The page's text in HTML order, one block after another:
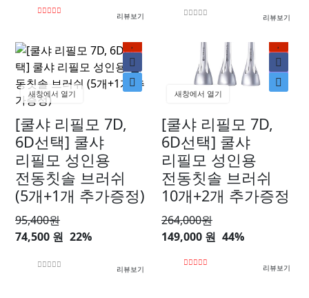
리뷰보기 리뷰보기
신상
새창에서 열기
[쿨샤 리필모 7D,
6D선택] 쿨샤
리필모 성인용
전동칫솔 브러쉬
(5개+1개 추가증정)
95,400원
74,500 원 22%
리뷰보기
신상
할인
새창에서 열기
[쿨샤 리필모 7D,
6D선택] 쿨샤
리필모 성인용
전동칫솔 브러쉬
10개+2개 추가증정
264,000원
149,000 원 44%
리뷰보기